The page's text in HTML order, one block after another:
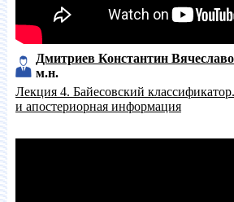
Дмитриев Константин
м.н.
Лекция 4. Байесовский
и апостериорная информация